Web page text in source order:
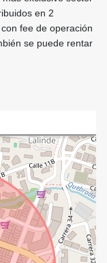
en 2
fee de operación
se puede rentar